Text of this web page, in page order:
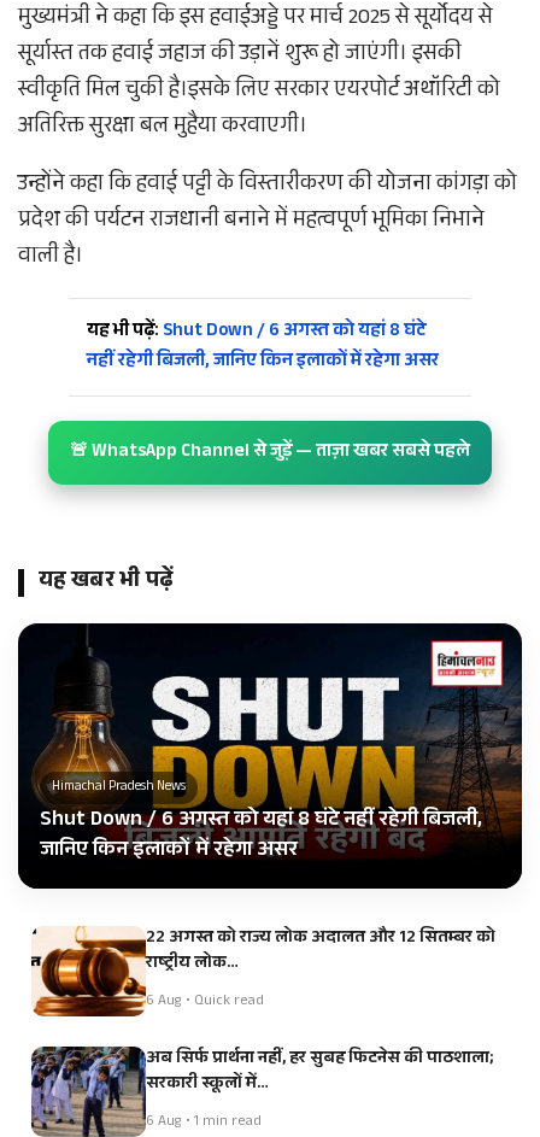
मुख्यमंत्री ने कहा कि इस हवाईअड्डे पर मार्च 2025 से सूर्योदय से
सूर्यास्त तक हवाई जहाज की उड़ानें शुरू हो जाएंगी। इसकी
स्वीकृति मिल चुकी है।इसके लिए सरकार एयरपोर्ट अथॉरिटी को
अतिरिक्त सुरक्षा बल मुहैया करवाएगी।
उन्होंने कहा कि हवाई पट्टी के विस्तारीकरण की योजना कांगड़ा को
प्रदेश की पर्यटन राजधानी बनाने में महत्वपूर्ण भूमिका निभाने
वाली है।
यह भी पढ़ें: Shut Down / 6 अगस्त को यहां 8 घंटे
नहीं रहेगी बिजली, जानिए किन इलाकों में रहेगा असर
🚨 WhatsApp Channel से जुड़ें — ताज़ा खबर सबसे पहले
यह खबर भी पढ़ें
Himachal Pradesh News
Shut Down / 6 अगस्त को यहां 8 घंटे नहीं रहेगी बिजली,
जानिए किन इलाकों में रहेगा असर
22 अगस्त को राज्य लोक अदालत और 12 सितम्बर को
राष्ट्रीय लोक…
6 Aug • Quick read
अब सिर्फ प्रार्थना नहीं, हर सुबह फिटनेस की पाठशाला;
सरकारी स्कूलों में…
6 Aug • 1 min read